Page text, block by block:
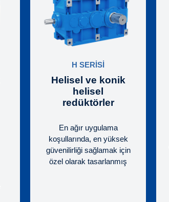
H SERİSİ
Helisel ve konik
helisel
redüktörler
En ağır uygulama
koşullarında, en yüksek
güvenilirliği sağlamak için
özel olarak tasarlanmış